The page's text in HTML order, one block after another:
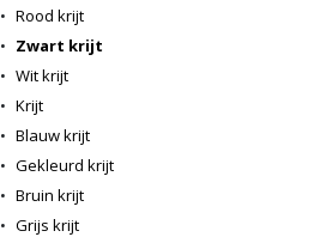
• Rood krijt
• Zwart krijt
• Wit krijt
• Krijt
• Blauw krijt
• Gekleurd krijt
• Bruin krijt
• Grijs krijt